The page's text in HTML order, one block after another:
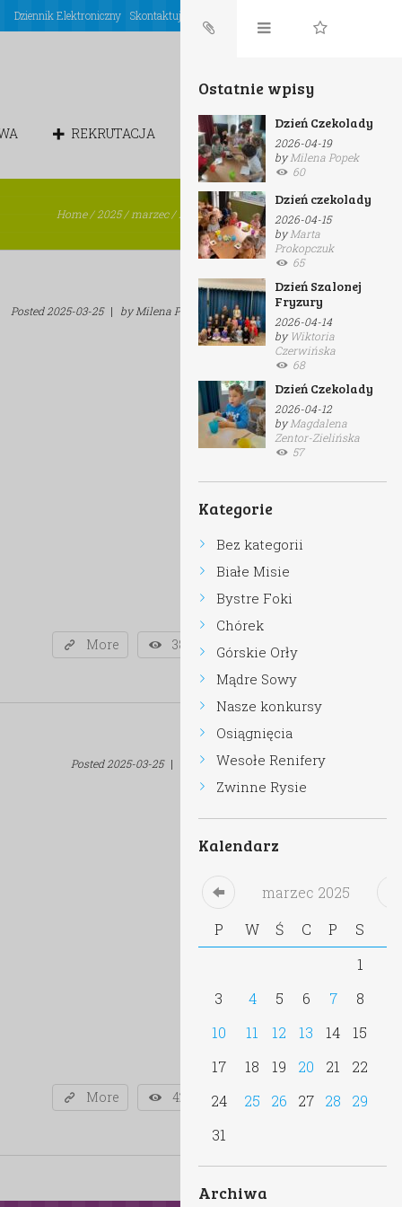
Dziennik Elektroniczny Skontaktuj się z nami
REKRUTACJA CHÓREK
Home/2025/marzec/Daily Archives: 2025-03-25
Posted2025-03-25 | byMilena Popek | inWesołe Renifery
More 38
Posted2025-03-25 | admin | inBystre Foki
More 42
Ostatnie wpisy
Dzień Czekolady
2026-04-19
byMilena Popek
60
Dzień czekolady
2026-04-15
byMarta
Prokopczuk
65
Dzień Szalonej
Fryzury
2026-04-14
byWiktoria
Czerwińska
68
Dzień Czekolady
2026-04-12
byMagdalena
Zentor-Zielińska
57
Kategorie
Bez kategorii
Białe Misie
Bystre Foki
Chórek
Górskie Orły
Mądre Sowy
Nasze konkursy
Osiągnięcia
Wesołe Renifery
Zwinne Rysie
Kalendarz
marzec 2025
P
W Ś C P S
1
3
4 5 6 7 8
10
11 12 13 14 15
17
18 19 20 21 22
24
25 26 27 28 29
31
Archiwa